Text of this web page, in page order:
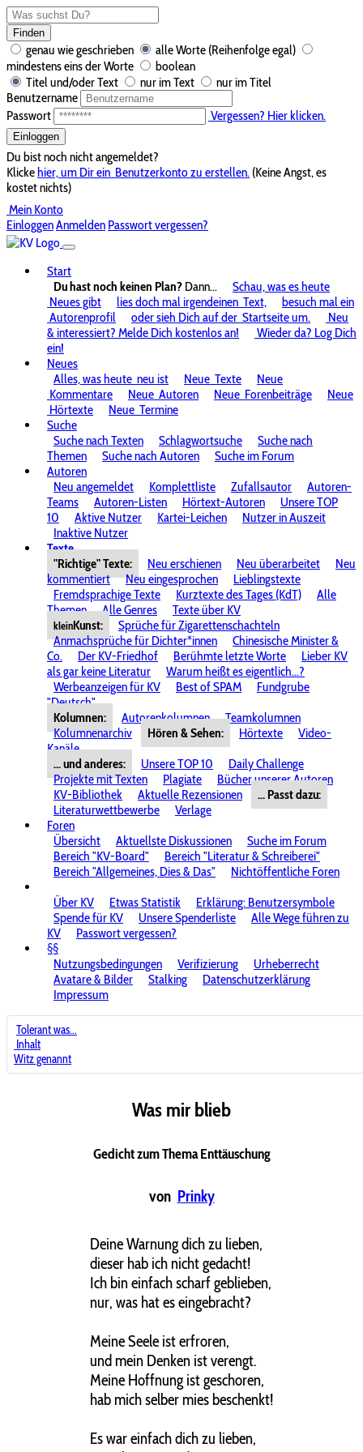
Finden
genau wie geschrieben
alle Worte (Reihenfolge egal)
mindestens eins der Worte
boolean
Titel und/oder Text
nur im Text
nur im Titel
Benutzername
Passwort
Vergessen? Hier klicken.
Einloggen
Du bist noch nicht angemeldet?
Klickehier, um Dir ein Benutzerkonto zu erstellen. (Keine Angst, es
kostet nichts)
Mein Konto
EinloggenAnmelden Passwort vergessen?
Start
Du hast noch keinen Plan? Dann...
Schau, was es heute
Neues gibt
lies doch mal irgendeinen Text,
besuch mal ein
Autorenprofil
oder sieh Dich auf der Startseite um.
Neu
& interessiert? Melde Dich kostenlos an!
Wieder da? Log Dich
ein!
Neues
Alles, was heute neu ist Neue Texte
Neue
Kommentare
Neue Autoren Neue Forenbeiträge
Neue
Hörtexte
Neue Termine
Suche
Suche nach Texten
Schlagwortsuche
Suche nach
Themen
Suche nach Autoren
Suche im Forum
Autoren
Neu angemeldet
Komplettliste Zufallsautor
Autoren-
Teams
Autoren-Listen Hörtext-Autoren
Unsere TOP
10
Aktive Nutzer Kartei-Leichen
Nutzer in Auszeit
Inaktive Nutzer
Texte
"Richtige" Texte:
Neu erschienen Neu überarbeitet
Neu
kommentiert
Neu eingesprochen
Lieblingstexte
Fremdsprachige Texte
Kurztexte des Tages (KdT)
Alle
Themen
Alle Genres Texte über KV
kleinKunst:
Sprüche für Zigarettenschachteln
Anmachsprüche für Dichter*innen
Chinesische Minister &
Co.
Der KV-Friedhof Berühmte letzte Worte
Lieber KV
als gar keine Literatur
Warum heißt es eigentlich...?
Werbeanzeigen für KV
Best of SPAM
Fundgrube
"Deutsch"
Kolumnen:
Autorenkolumnen
Teamkolumnen
Kolumnenarchiv
Hören & Sehen: Hörtexte
Video-
Kanäle
... und anderes:
Unsere TOP 10
Daily Challenge
Projekte mit Texten
Plagiate
Bücher unserer Autoren
KV-Bibliothek
Aktuelle Rezensionen
... Passt dazu:
Literaturwettbewerbe
Verlage
Foren
Übersicht
Aktuellste Diskussionen
Suche im Forum
Bereich "KV-Board"
Bereich "Literatur & Schreiberei"
Bereich "Allgemeines, Dies & Das"
Nichtöffentliche Foren
Über KV
Etwas Statistik
Erklärung: Benutzersymbole
Spende für KV
Unsere Spenderliste
Alle Wege führen zu
KV
Passwort vergessen?
§§
Nutzungsbedingungen
Verifizierung
Urheberrecht
Avatare & Bilder
Stalking
Datenschutzerklärung
Impressum
Tolerant was...
Inhalt
Witz genannt
Was mir blieb
Gedicht zum Thema Enttäuschung
von Prinky
Deine Warnung dich zu lieben,
dieser hab ich nicht gedacht!
Ich bin einfach scharf geblieben,
nur, was hat es eingebracht?
Meine Seele ist erfroren,
und mein Denken ist verengt.
Meine Hoffnung ist geschoren,
hab mich selber mies beschenkt!
Es war einfach dich zu lieben,